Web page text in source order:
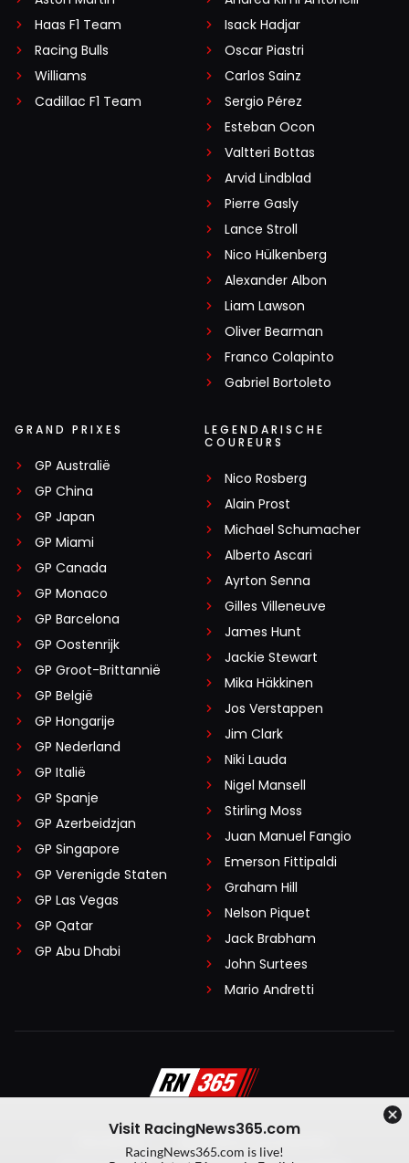
Haas F1 Team
Racing Bulls
Williams
Cadillac F1 Team
Isack Hadjar
Oscar Piastri
Carlos Sainz
Sergio Pérez
Esteban Ocon
Valtteri Bottas
Arvid Lindblad
Pierre Gasly
Lance Stroll
Nico Hülkenberg
Alexander Albon
Liam Lawson
Oliver Bearman
Franco Colapinto
Gabriel Bortoleto
GRAND PRIXES
GP Australië
GP China
GP Japan
GP Miami
GP Canada
GP Monaco
GP Barcelona
GP Oostenrijk
GP Groot-Brittannië
GP België
GP Hongarije
GP Nederland
GP Italië
GP Spanje
GP Azerbeidzjan
GP Singapore
GP Verenigde Staten
GP Las Vegas
GP Qatar
GP Abu Dhabi
LEGENDARISCHE
COUREURS
Nico Rosberg
Alain Prost
Michael Schumacher
Alberto Ascari
Ayrton Senna
Gilles Villeneuve
James Hunt
Jackie Stewart
Mika Häkkinen
Jos Verstappen
Jim Clark
Niki Lauda
Nigel Mansell
Stirling Moss
Juan Manuel Fangio
Emerson Fittipaldi
Graham Hill
Nelson Piquet
Jack Brabham
John Surtees
Mario Andretti
Algemene voorwaarden
Visit RacingNews365.com
RacingNews365.com is live!